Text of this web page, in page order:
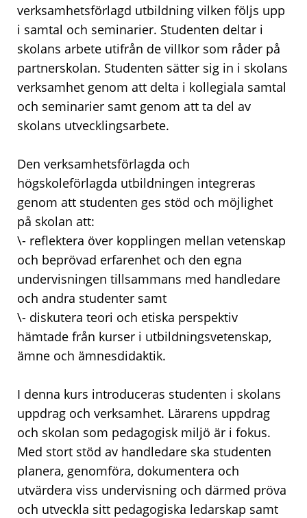
verksamhetsförlagd utbildning vilken följs upp
i samtal och seminarier. Studenten deltar i
skolans arbete utifrån de villkor som råder på
partnerskolan. Studenten sätter sig in i skolans
verksamhet genom att delta i kollegiala samtal
och seminarier samt genom att ta del av
skolans utvecklingsarbete.
Den verksamhetsförlagda och
högskoleförlagda utbildningen integreras
genom att studenten ges stöd och möjlighet
på skolan att:
\- reflektera över kopplingen mellan vetenskap
och beprövad erfarenhet och den egna
undervisningen tillsammans med handledare
och andra studenter samt
\- diskutera teori och etiska perspektiv
hämtade från kurser i utbildningsvetenskap,
ämne och ämnesdidaktik.
I denna kurs introduceras studenten i skolans
uppdrag och verksamhet. Lärarens uppdrag
och skolan som pedagogisk miljö är i fokus.
Med stort stöd av handledare ska studenten
planera, genomföra, dokumentera och
utvärdera viss undervisning och därmed pröva
och utveckla sitt pedagogiska ledarskap samt